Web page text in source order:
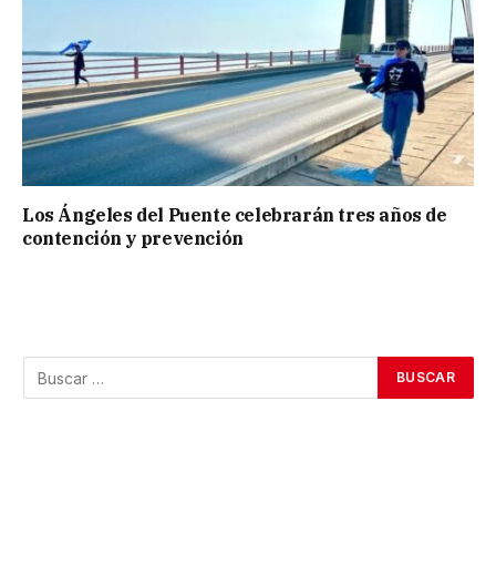
Los Ángeles del Puente celebrarán tres años de
contención y prevención